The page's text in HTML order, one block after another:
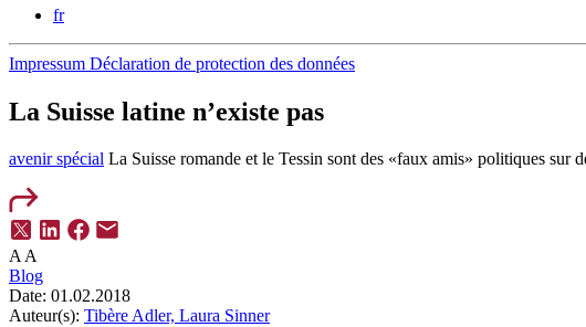
fr
Impressum Déclaration de protection des données
La Suisse latine n’existe pas
avenir spécial La Suisse romande et le Tessin sont des «faux amis» politiques sur
A A
Blog
Date: 01.02.2018
Auteur(s): Tibère Adler, Laura Sinner